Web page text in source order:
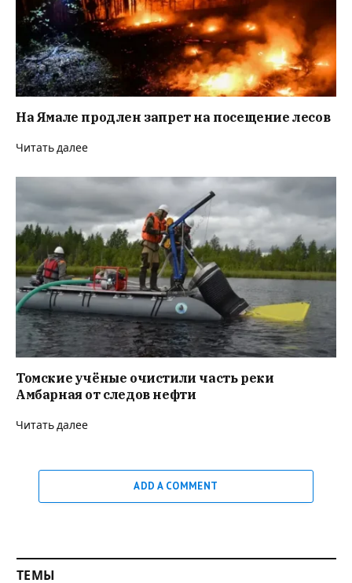
На Ямале продлен запрет на посещение лесов
Читать далее
Томские учёные очистили часть реки
Амбарная от следов нефти
Читать далее
ADD A COMMENT
ТЕМЫ